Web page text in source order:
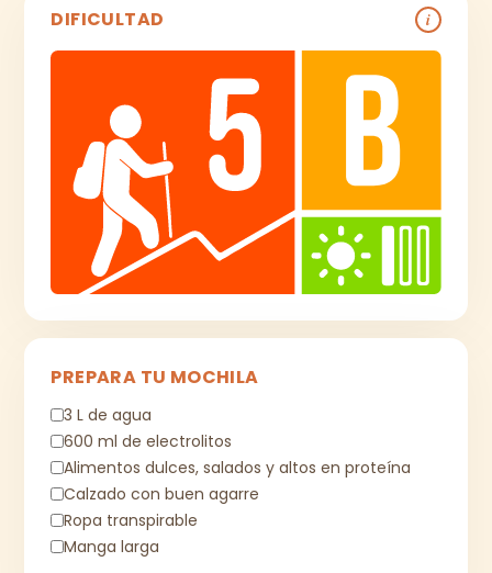
DIFICULTAD i
PREPARA TU MOCHILA
3 L de agua
600 ml de electrolitos
Alimentos dulces, salados y altos en proteína
Calzado con buen agarre
Ropa transpirable
Manga larga